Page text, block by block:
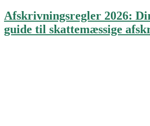
Afskrivningsregler 2026:
guide til skattemæssige